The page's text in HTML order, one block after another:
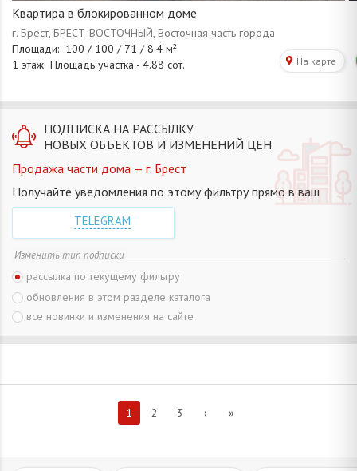
Квартира в блокированном доме
ПОДПИСКА НА РАССЫЛКУ
НОВЫХ ОБЪЕКТОВ И ИЗМЕНЕНИЙ ЦЕН
Продажа части дома — г. Брест
Получайте уведомления по этому фильтру прямо в ваш
TELEGRAM
Изменить тип подписки
рассылка по текущему фильтру
обновления в этом разделе каталога
все новинки и изменения на сайте
1 2 3 › »